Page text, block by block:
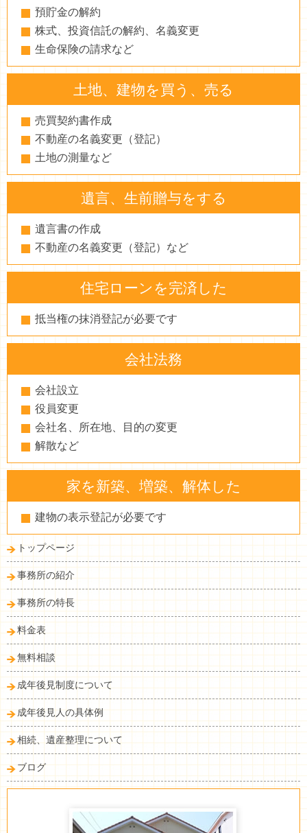
預貯金の解約
株式、投資信託の解約、名義変更
生命保険の請求など
土地、建物を買う、売る
売買契約書作成
不動産の名義変更（登記）
土地の測量など
遺言、生前贈与をする
遺言書の作成
不動産の名義変更（登記）など
住宅ローンを完済した
抵当権の抹消登記が必要です
会社法務
会社設立
役員変更
会社名、所在地、目的の変更
解散など
家を新築、増築、解体した
建物の表示登記が必要です
トップページ
事務所の紹介
事務所の特長
料金表
無料相談
成年後見制度について
成年後見人の具体例
相続、遺産整理について
ブログ